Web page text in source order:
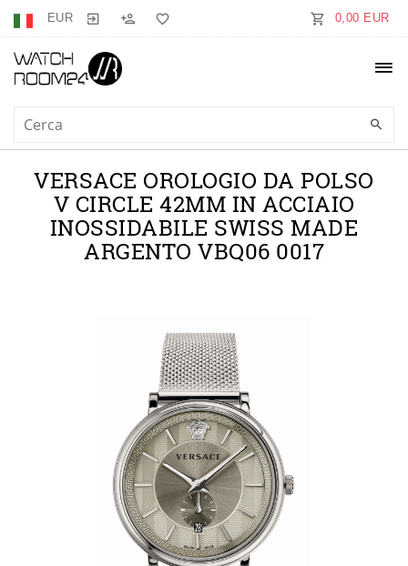
EUR 0,00 EUR
VERSACE OROLOGIO DA POLSO
V CIRCLE 42MM IN ACCIAIO
INOSSIDABILE SWISS MADE
ARGENTO VBQ06 0017